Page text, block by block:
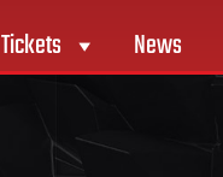
Tickets News